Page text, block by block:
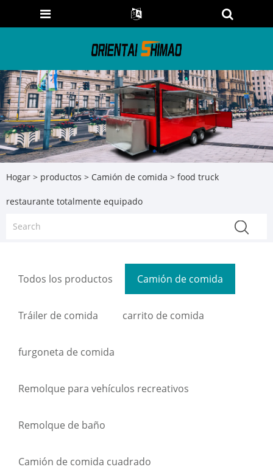
Hogar > productos > Camión de comida > food truck
restaurante totalmente equipado
Todos los productos Camión de comida
Tráiler de comida carrito de comida
furgoneta de comida
Remolque para vehículos recreativos
Remolque de baño
Camión de comida cuadrado